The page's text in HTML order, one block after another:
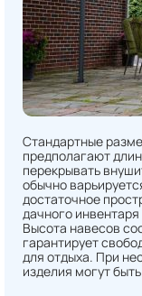
Стандартные
предполагают
перекрывать
обычно
достаточное
дачного
Высота навесов
гарантирует
для отдыха. При
изделия могут